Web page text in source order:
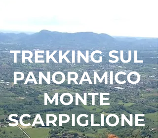
TREKKING SUL
PANORAMICO
MONTE
SCARPIGLIONE